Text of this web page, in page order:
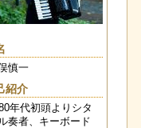
慎一
紹介
年代初頭よりシタ
奏者、キーボード